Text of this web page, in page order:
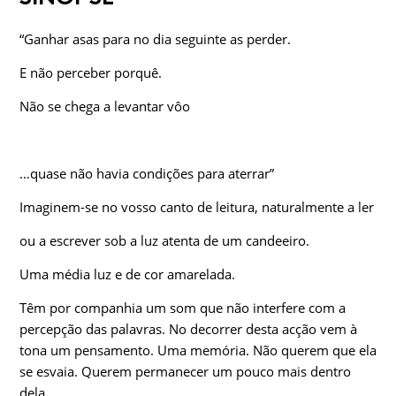
“Ganhar asas para no dia seguinte as perder.
E não perceber porquê.
Não se chega a levantar vôo
…quase não havia condições para aterrar”
Imaginem-se no vosso canto de leitura, naturalmente a ler
ou a escrever sob a luz atenta de um candeeiro.
Uma média luz e de cor amarelada.
Têm por companhia um som que não interfere com a
percepção das palavras. No decorrer desta acção vem à
tona um pensamento. Uma memória. Não querem que ela
se esvaia. Querem permanecer um pouco mais dentro